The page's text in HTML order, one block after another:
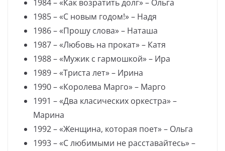
1984 – «Как возратить долг» – Ольга
1985 – «С новым годом!» – Надя
1986 – «Прошу слова» – Наташа
1987 – «Любовь на прокат» – Катя
1988 – «Мужик с гармошкой» – Ира
1989 – «Триста лет» – Ирина
1990 – «Королева Марго» – Марго
1991 – «Два класических оркестра» –
Марина
1992 – «Женщина, которая поет» – Ольга
1993 – «С любимыми не расставайтесь» –